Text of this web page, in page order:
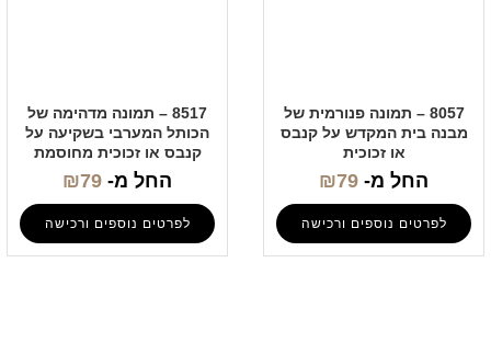
8057 – תמונה פנורמית של
מבנה בית המקדש על קנבס
או זכוכית
החל מ- ₪79
לפרטים נוספים ורכישה
8517 – תמונה מדהימה של
הכותל המערבי בשקיעה על
קנבס או זכוכית מחוסמת
החל מ- ₪79
לפרטים נוספים ורכישה